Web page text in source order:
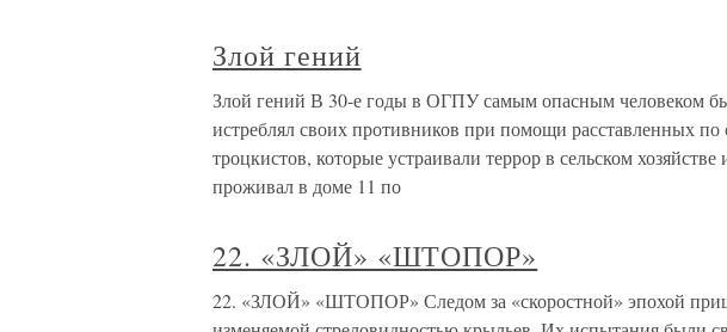
Злой гений
Злой гений В 30-е годы в ОГПУ самым опасным человеком
истреблял своих противников при помощи расставленных
троцкистов, которые устраивали террор в сельском
проживал в доме 11 по
22. «ЗЛОЙ» «ШТОПОР»
22. «ЗЛОЙ» «ШТОПОР» Следом за «скоростной» эпохой